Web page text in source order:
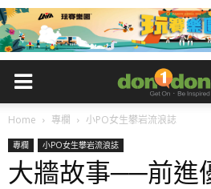
Home 專欄 小PO女生攀岩流浪誌
專欄 小PO女生攀岩流浪誌
大牆故事──前進